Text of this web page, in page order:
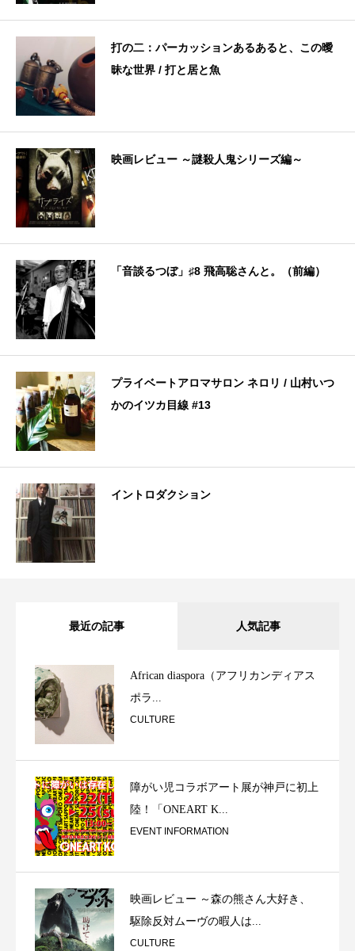
打の二：パーカッションあるあると、この曖
昧な世界 / 打と居と魚
映画レビュー ～謎殺人鬼シリーズ編～
「音談るつぼ」♯8 飛高聡さんと。（前編）
プライベートアロマサロン ネロリ / 山村いつ
かのイツカ目線 #13
イントロダクション
最近の記事 人気記事
African diaspora（アフリカンディアス
ポラ...
CULTURE
障がい児コラボアート展が神戸に初上
陸！「ONEART K...
EVENT INFORMATION
映画レビュー ～森の熊さん大好き、
駆除反対ムーヴの暇人は...
CULTURE